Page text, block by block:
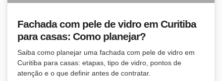
Fachada com pele de vidro em Curitiba
para casas: Como planejar?
Saiba como planejar uma fachada com pele de vidro em
Curitiba para casas: etapas, tipo de vidro, pontos de
atenção e o que definir antes de contratar.